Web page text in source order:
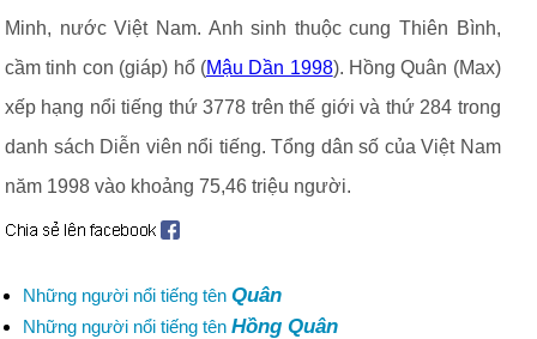
Minh, nước Việt Nam. Anh sinh thuộc cung Thiên Bình,
cầm tinh con (giáp) hổ (Mậu Dần 1998). Hồng Quân (Max)
xếp hạng nổi tiếng thứ 3778 trên thế giới và thứ 284 trong
danh sách Diễn viên nổi tiếng. Tổng dân số của Việt Nam
năm 1998 vào khoảng 75,46 triệu người.
Những người nổi tiếng tên Quân
Những người nổi tiếng tên Hồng Quân